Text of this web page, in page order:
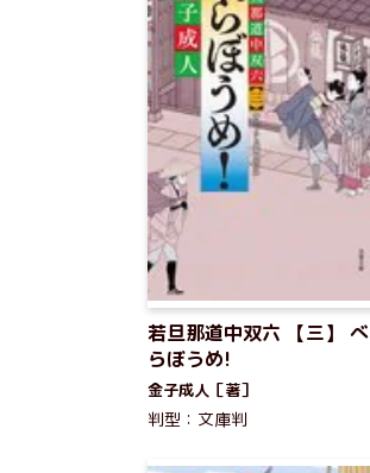
若旦那道中双六 【三】 べ
らぼうめ!
金子成人［著］
判型：文庫判